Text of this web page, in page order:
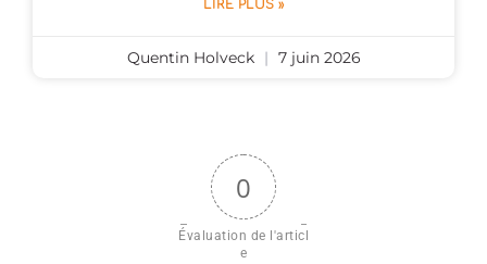
LIRE PLUS »
Quentin Holveck 7 juin 2026
0
Évaluation de l'articl
e